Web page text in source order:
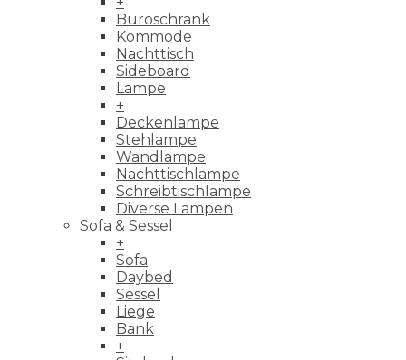
Büroschrank
Kommode
Nachttisch
Sideboard
Lampe
+
Deckenlampe
Stehlampe
Wandlampe
Nachttischlampe
Schreibtischlampe
Diverse Lampen
Sofa & Sessel
+
Sofa
Daybed
Sessel
Liege
Bank
+